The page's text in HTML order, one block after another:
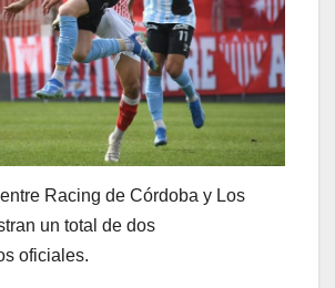
Racing de Córdoba y Los
un total de dos
oficiales.